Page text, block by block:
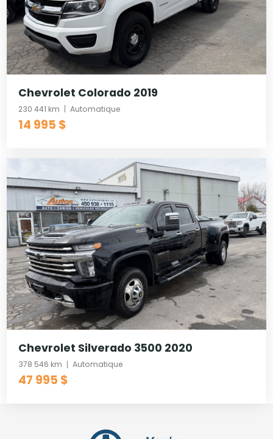
Chevrolet Colorado 2019
230 441 km Automatique
14 995 $
Chevrolet Silverado 3500 2020
378 546 km Automatique
47 995 $